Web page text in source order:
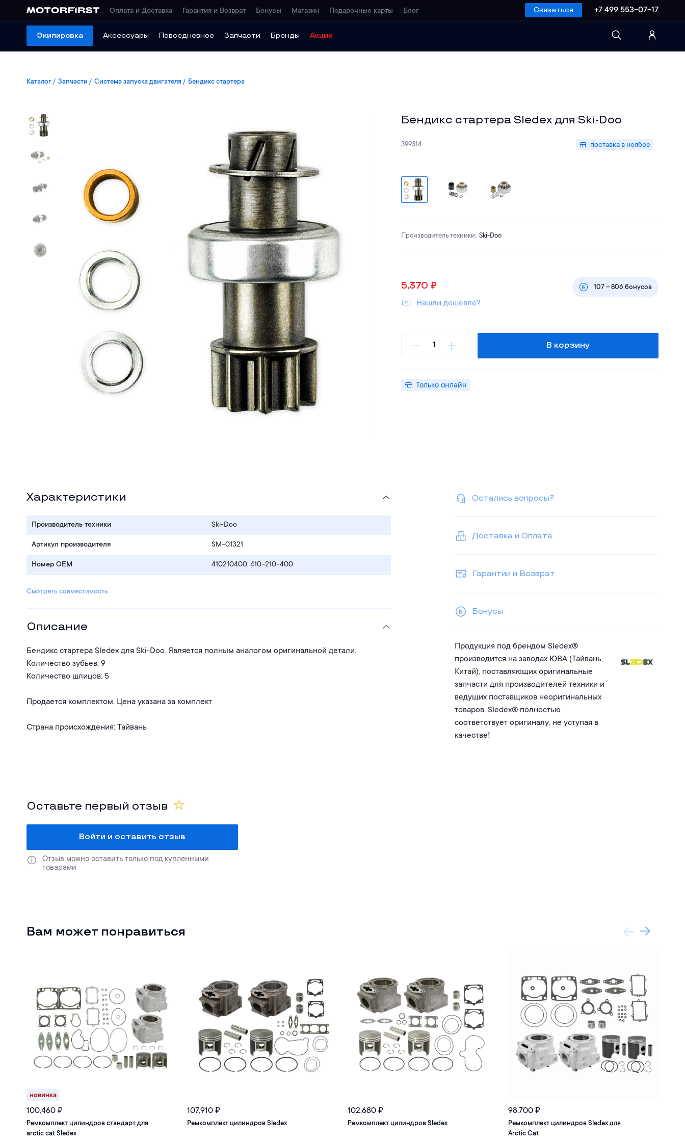
Оплата и Доставка Гарантия и Возврат Бонусы Магазин Подарочные карты Блог Связаться +7 499 553-07-17
Экипировка Аксессуары Повседневное Запчасти Бренды Акции
Каталог Запчасти Система запуска двигателя Бендикс стартера
Бендикс стартера Sledex для Ski-Doo
399314 поставка в ноябре
Производитель техники: Ski-Doo
5,370 ₽ 107 – 806 бонусов
Нашли дешевле?
В корзину
Только онлайн
Характеристики
Производитель техники Ski-Doo
Артикул производителя SM-01321
Номер OEM 410210400, 410-210-400
Смотреть совместимость
Описание
Бендикс стартера Sledex для Ski-Doo. Является полным аналогом оригинальной детали.
Количество зубьев: 9
Количество шлицов: 5
Продается комплектом. Цена указана за комплект
Страна происхождения: Тайвань
Остались вопросы?
Доставка и Оплата
Гарантии и Возврат
Бонусы
Продукция под брендом Sledex®
производится на заводах ЮВА (Тайвань,
Китай), поставляющих оригинальные
запчасти для производителей техники и
ведущих поставщиков неоригинальных
товаров. Sledex® полностью
соответствует оригиналу, не уступая в
качестве!
Оставьте первый отзыв
Войти и оставить отзыв
Отзыв можно оставить только под купленными
товарами
Вам может понравиться
новинка
100,460 ₽
Ремкомплект цилиндров стандарт для
arctic cat Sledex
107,910 ₽
Ремкомплект цилиндров Sledex
102,680 ₽
Ремкомплект цилиндров Sledex
98,700 ₽
Ремкомплект цилиндров Sledex для
Arctic Cat